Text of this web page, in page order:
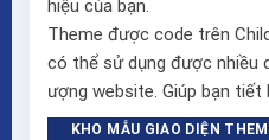
hiệu của bạn.
Theme được code trên
có thể sử dụng được nhiều
ượng website. Giúp bạn tiết
KHO MẪU GIAO DIỆN